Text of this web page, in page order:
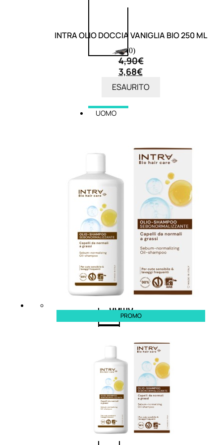
UOMO
Antieta Uomo
Anticaduta Uomo
Contorno Occhi Uomo
Bagnodoccia Uomo Profumi
Docciaschiuma Uomo
Corpo Uomo
Deodoranti Uomo
Confezioni Trattamenti Uomo
Antietà
Detergente
viso
uomo
uomo
Shampoo
uomo
Dopobarba
INTRA OLIO DOCCIA VANIGLIA BIO 250 ML
(0)
4,90€
3,68€
ESAURITO
PROMO